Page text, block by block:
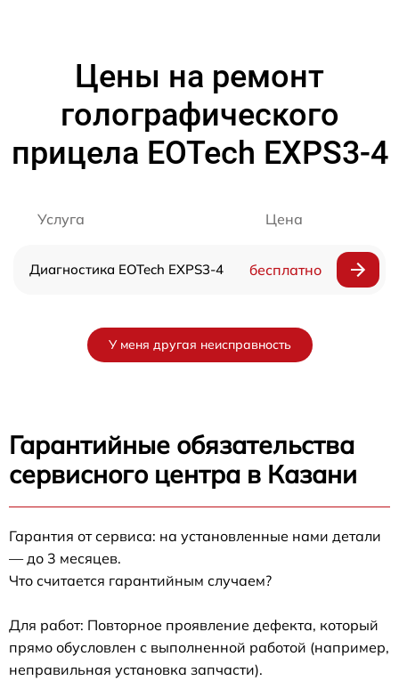
Цены на ремонт
голографического
прицела EOTech EXPS3-4
Услуга Цена
Диагностика EOTech EXPS3-4 бесплатно
У меня другая неисправность
Гарантийные обязательства
сервисного центра в Казани
Гарантия от сервиса: на установленные нами детали
— до 3 месяцев.
Что считается гарантийным случаем?
Для работ: Повторное проявление дефекта, который
прямо обусловлен с выполненной работой (например,
неправильная установка запчасти).